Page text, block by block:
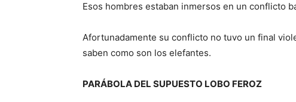
Esos hombres estaban inmersos en un conflicto
Afortunadamente su conflicto no tuvo un final
saben como son los elefantes.
PARÁBOLA DEL SUPUESTO LOBO FEROZ